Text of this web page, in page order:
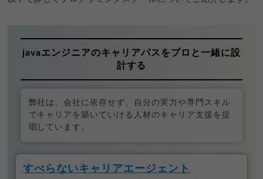
javaエンジニアのキャリアパスをプロと一緒に設
計する
弊社は、会社に依存せず、自分の実力や専門スキル
でキャリアを築いていける人材のキャリア支援を提
唱しています。
すべらないキャリアエージェント